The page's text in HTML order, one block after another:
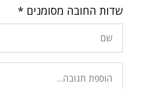
שדות החובה מסומנים *